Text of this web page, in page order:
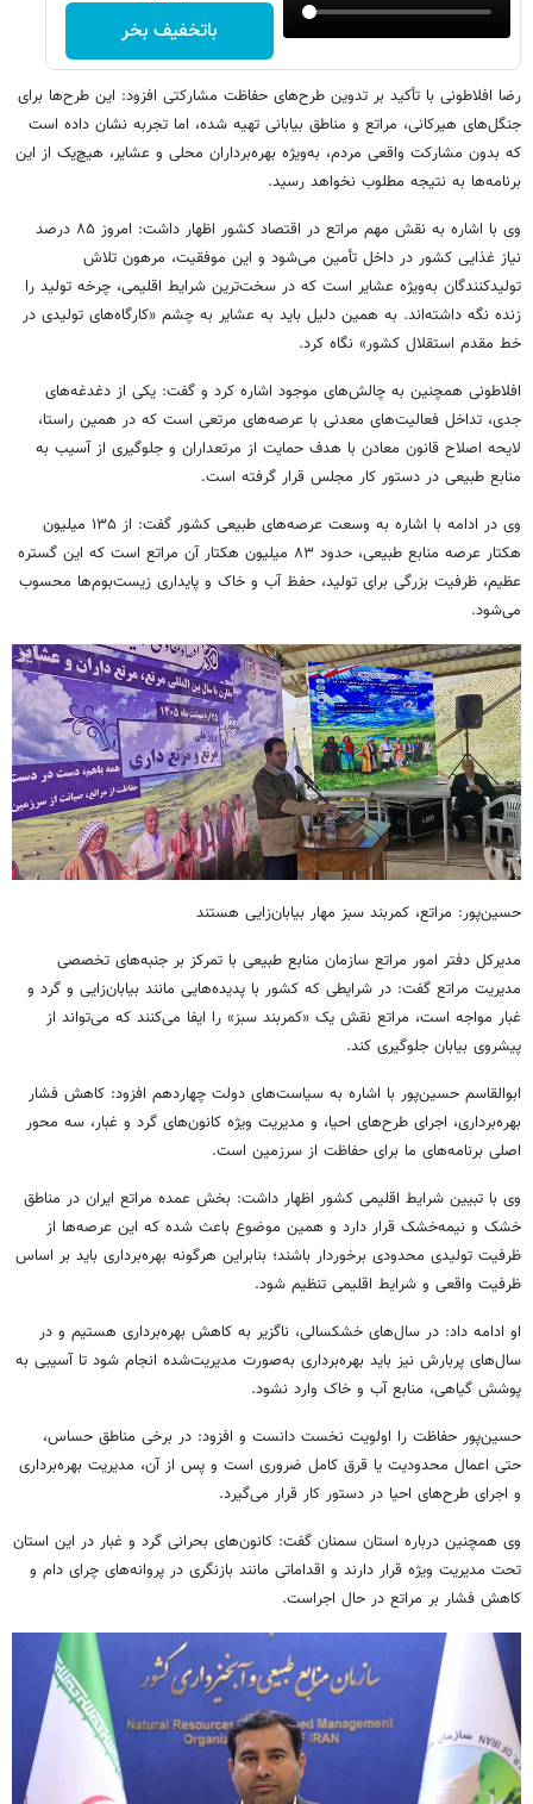
باتخفیف بخر
رضا افلاطونی با تأکید بر تدوین طرح‌های حفاظت مشارکتی افزود: این طرح‌ها برای
جنگل‌های هیرکانی، مراتع و مناطق بیابانی تهیه شده، اما تجربه نشان داده است
که بدون مشارکت واقعی مردم، به‌ویژه بهره‌برداران محلی و عشایر، هیچ‌یک از این
برنامه‌ها به نتیجه مطلوب نخواهد رسید.
وی با اشاره به نقش مهم مراتع در اقتصاد کشور اظهار داشت: امروز ۸۵ درصد
نیاز غذایی کشور در داخل تأمین می‌شود و این موفقیت، مرهون تلاش
تولیدکنندگان به‌ویژه عشایر است که در سخت‌ترین شرایط اقلیمی، چرخه تولید را
زنده نگه داشته‌اند. به همین دلیل باید به عشایر به چشم «کارگاه‌های تولیدی در
خط مقدم استقلال کشور» نگاه کرد.
افلاطونی همچنین به چالش‌های موجود اشاره کرد و گفت: یکی از دغدغه‌های
جدی، تداخل فعالیت‌های معدنی با عرصه‌های مرتعی است که در همین راستا،
لایحه اصلاح قانون معادن با هدف حمایت از مرتعداران و جلوگیری از آسیب به
منابع طبیعی در دستور کار مجلس قرار گرفته است.
وی در ادامه با اشاره به وسعت عرصه‌های طبیعی کشور گفت: از ۱۳۵ میلیون
هکتار عرصه منابع طبیعی، حدود ۸۳ میلیون هکتار آن مراتع است که این گستره
عظیم، ظرفیت بزرگی برای تولید، حفظ آب و خاک و پایداری زیست‌بوم‌ها محسوب
می‌شود.
حسین‌پور: مراتع، کمربند سبز مهار بیابان‌زایی هستند
مدیرکل دفتر امور مراتع سازمان منابع طبیعی با تمرکز بر جنبه‌های تخصصی
مدیریت مراتع گفت: در شرایطی که کشور با پدیده‌هایی مانند بیابان‌زایی و گرد و
غبار مواجه است، مراتع نقش یک «کمربند سبز» را ایفا می‌کنند که می‌تواند از
پیشروی بیابان جلوگیری کند.
ابوالقاسم حسین‌پور با اشاره به سیاست‌های دولت چهاردهم افزود: کاهش فشار
بهره‌برداری، اجرای طرح‌های احیا، و مدیریت ویژه کانون‌های گرد و غبار، سه محور
اصلی برنامه‌های ما برای حفاظت از سرزمین است.
وی با تبیین شرایط اقلیمی کشور اظهار داشت: بخش عمده مراتع ایران در مناطق
خشک و نیمه‌خشک قرار دارد و همین موضوع باعث شده که این عرصه‌ها از
ظرفیت تولیدی محدودی برخوردار باشند؛ بنابراین هرگونه بهره‌برداری باید بر اساس
ظرفیت واقعی و شرایط اقلیمی تنظیم شود.
او ادامه داد: در سال‌های خشکسالی، ناگزیر به کاهش بهره‌برداری هستیم و در
سال‌های پربارش نیز باید بهره‌برداری به‌صورت مدیریت‌شده انجام شود تا آسیبی به
پوشش گیاهی، منابع آب و خاک وارد نشود.
حسین‌پور حفاظت را اولویت نخست دانست و افزود: در برخی مناطق حساس،
حتی اعمال محدودیت یا قرق کامل ضروری است و پس از آن، مدیریت بهره‌برداری
و اجرای طرح‌های احیا در دستور کار قرار می‌گیرد.
وی همچنین درباره استان سمنان گفت: کانون‌های بحرانی گرد و غبار در این استان
تحت مدیریت ویژه قرار دارند و اقداماتی مانند بازنگری در پروانه‌های چرای دام و
کاهش فشار بر مراتع در حال اجراست.